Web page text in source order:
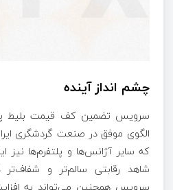
چشم ‌انداز آینده
سرویس تضمین کف قیمت بلیط
الگوی موفق در صنعت گردشگری
که سایر آژانس‌ها و پلتفرم‌ها نیز
شاهد رقابتی سالم‌تر و شفاف‌تر